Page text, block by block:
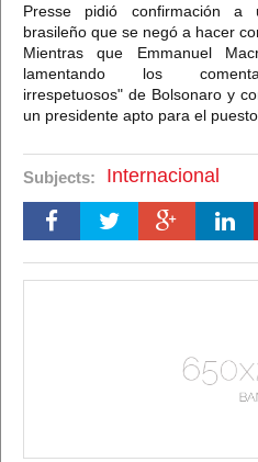
Presse pidió confirmación a
brasileño que se negó a hacer
Mientras que Emmanuel
lamentando los
irrespetuosos" de Bolsonaro y
un presidente apto para el
Subjects: Internacional